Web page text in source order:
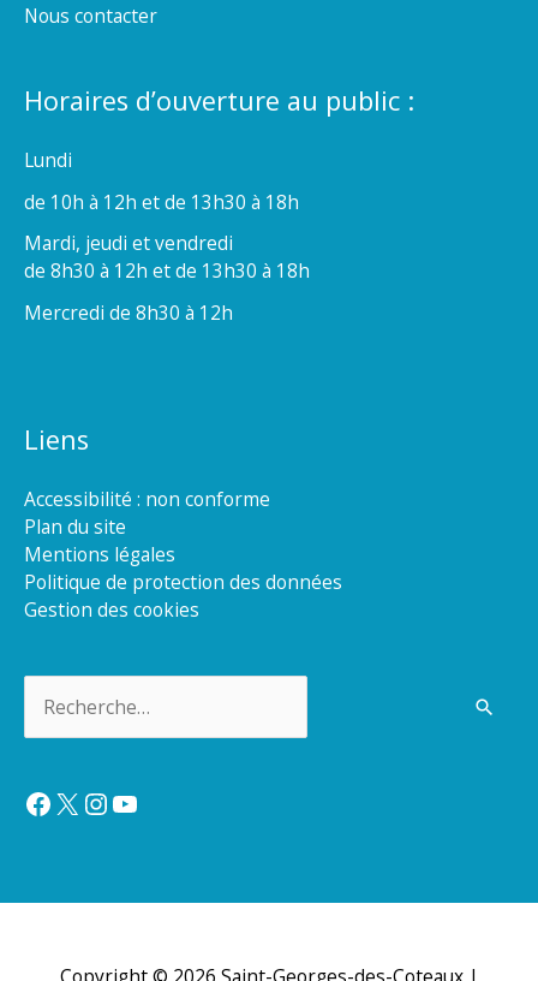
Nous contacter
Horaires d’ouverture au public :
Lundi
de 10h à 12h et de 13h30 à 18h
Mardi, jeudi et vendredi
de 8h30 à 12h et de 13h30 à 18h
Mercredi de 8h30 à 12h
Liens
Accessibilité : non conforme
Plan du site
Mentions légales
Politique de protection des données
Gestion des cookies
Facebook
X Instagram
YouTube